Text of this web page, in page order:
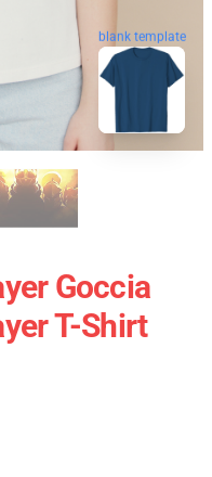
blank template
Goccia
T-Shirt